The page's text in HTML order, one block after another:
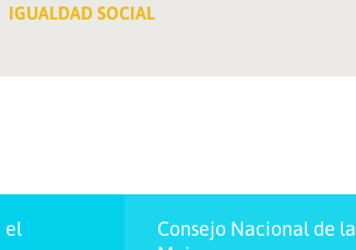
IGUALDAD SOCIAL
el
Consejo Nacional de la